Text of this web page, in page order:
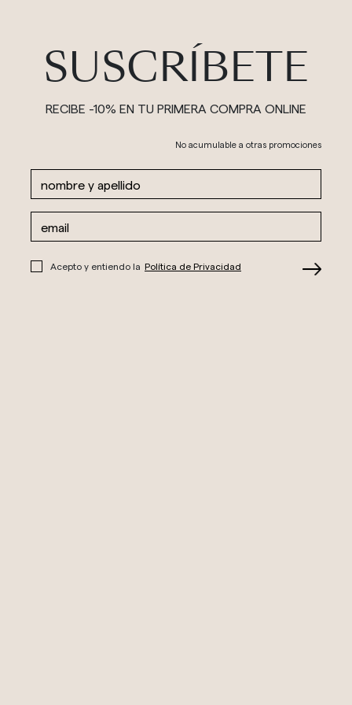
SUSCRÍBETE
RECIBE -10% EN TU PRIMERA COMPRA ONLINE
No acumulable a otras promociones
Acepto y entiendo la Política de Privacidad